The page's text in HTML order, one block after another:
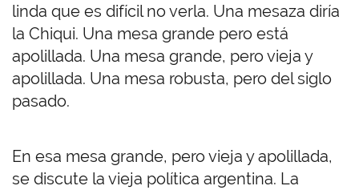
linda que es difícil no verla. Una mesaza diría
la Chiqui. Una mesa grande pero está
apolillada. Una mesa grande, pero vieja y
apolillada. Una mesa robusta, pero del siglo
pasado.
En esa mesa grande, pero vieja y apolillada,
se discute la vieja política argentina. La